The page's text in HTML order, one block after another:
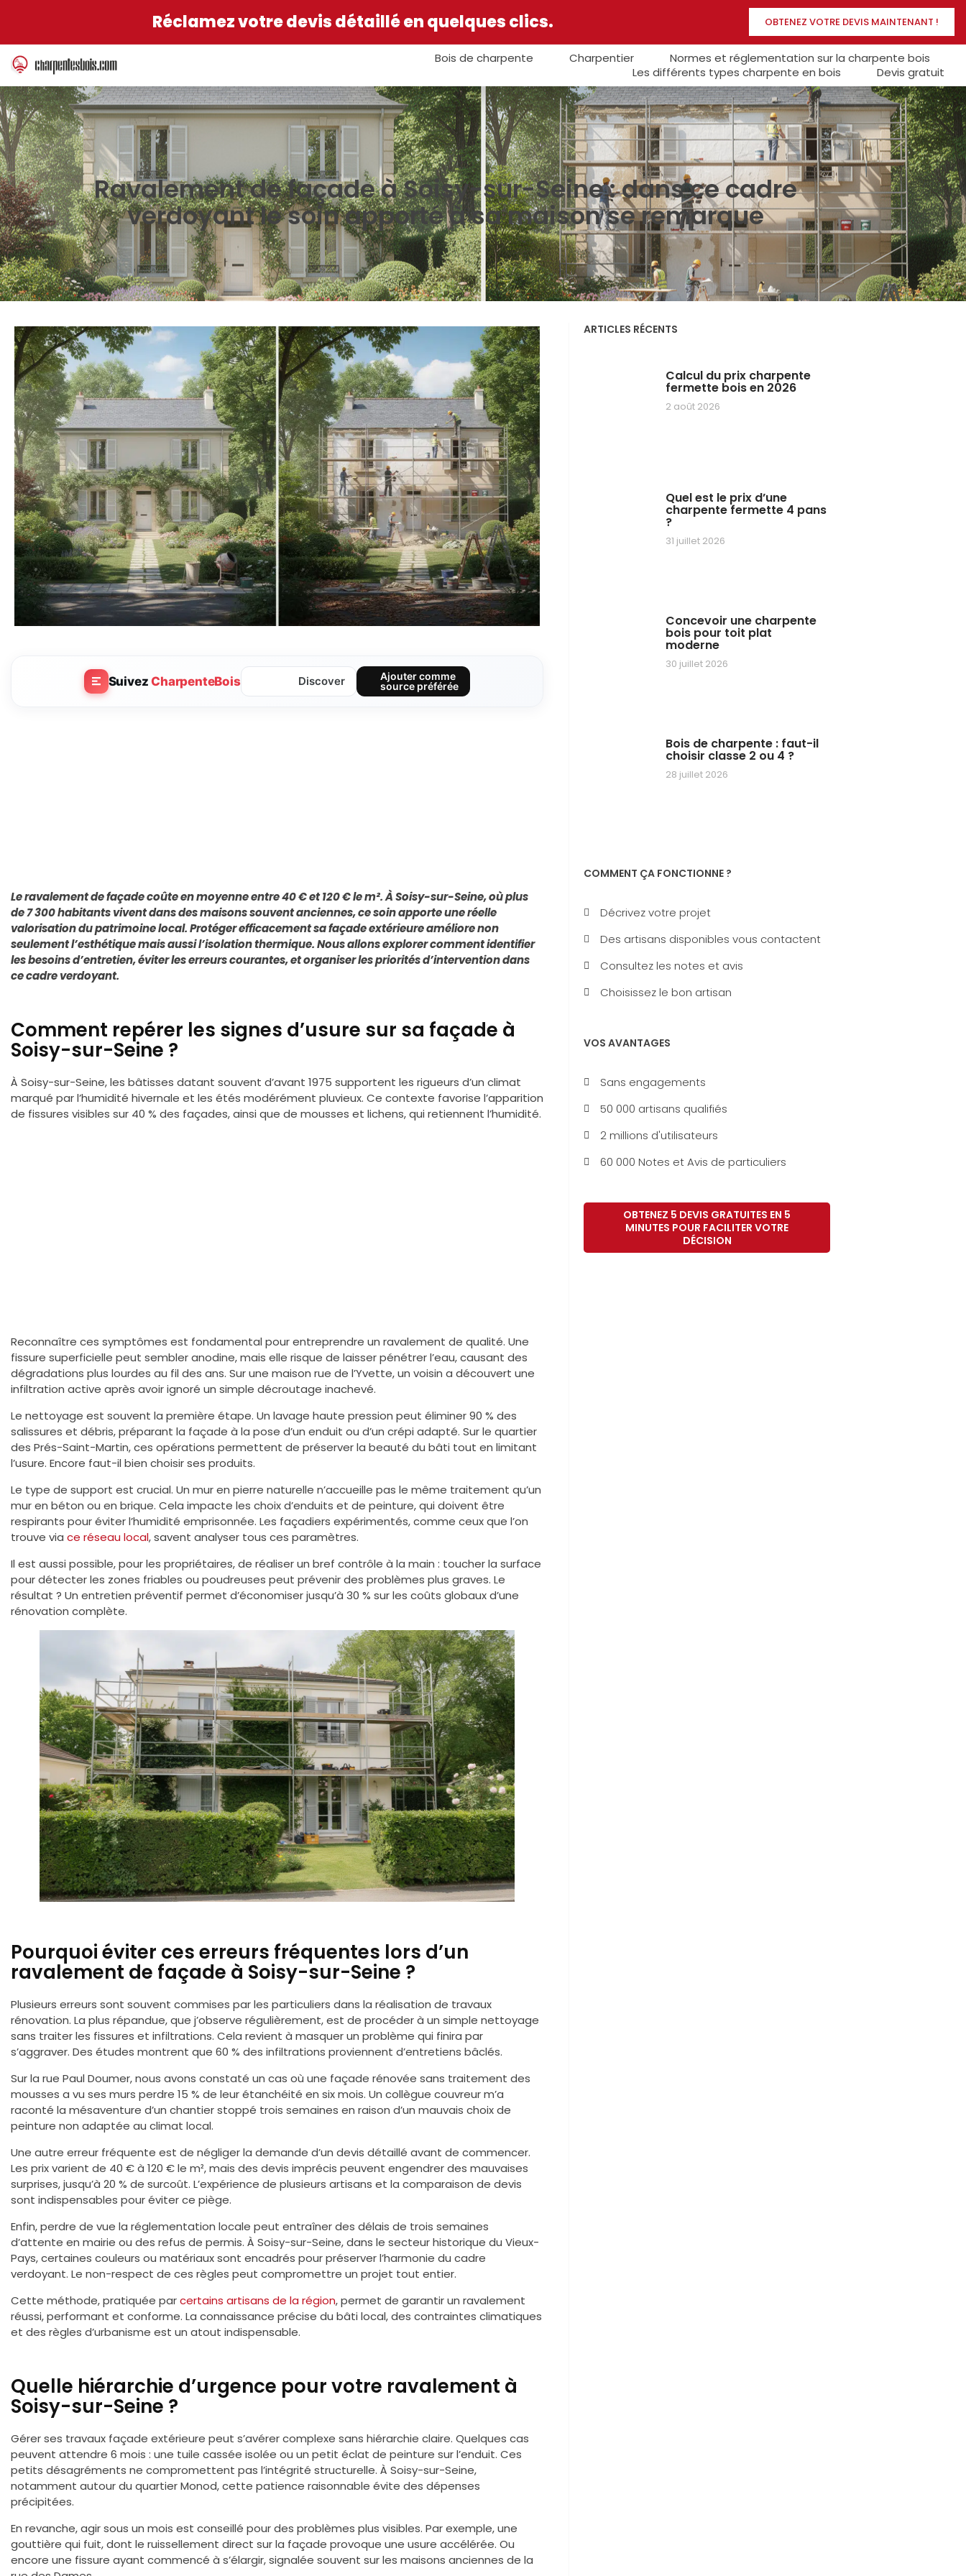
Réclamez votre devis détaillé en quelques clics. OBTENEZ VOTRE DEVIS MAINTENANT !
Bois de charpente Charpentier
Normes et réglementation sur la charpente bois
Les différents types charpente en bois
Devis gratuit
Ravalement de façade à Soisy-sur-Seine : dans ce cadre
verdoyant le soin apporté à sa maison se remarque
SuivezCharpenteBois Discover
Ajouter comme
source préférée
Le ravalement de façade coûte en moyenne entre 40 € et 120 € le m². À Soisy-sur-Seine, où plus
de 7 300 habitants vivent dans des maisons souvent anciennes, ce soin apporte une réelle
valorisation du patrimoine local. Protéger efficacement sa façade extérieure améliore non
seulement l’esthétique mais aussi l’isolation thermique. Nous allons explorer comment identifier
les besoins d’entretien, éviter les erreurs courantes, et organiser les priorités d’intervention dans
ce cadre verdoyant.
Comment repérer les signes d’usure sur sa façade à
Soisy-sur-Seine ?
À Soisy-sur-Seine, les bâtisses datant souvent d’avant 1975 supportent les rigueurs d’un climat
marqué par l’humidité hivernale et les étés modérément pluvieux. Ce contexte favorise l’apparition
de fissures visibles sur 40 % des façades, ainsi que de mousses et lichens, qui retiennent l’humidité.
Reconnaître ces symptômes est fondamental pour entreprendre un ravalement de qualité. Une
fissure superficielle peut sembler anodine, mais elle risque de laisser pénétrer l’eau, causant des
dégradations plus lourdes au fil des ans. Sur une maison rue de l’Yvette, un voisin a découvert une
infiltration active après avoir ignoré un simple décroutage inachevé.
Le nettoyage est souvent la première étape. Un lavage haute pression peut éliminer 90 % des
salissures et débris, préparant la façade à la pose d’un enduit ou d’un crépi adapté. Sur le quartier
des Prés-Saint-Martin, ces opérations permettent de préserver la beauté du bâti tout en limitant
l’usure. Encore faut-il bien choisir ses produits.
Le type de support est crucial. Un mur en pierre naturelle n’accueille pas le même traitement qu’un
mur en béton ou en brique. Cela impacte les choix d’enduits et de peinture, qui doivent être
respirants pour éviter l’humidité emprisonnée. Les façadiers expérimentés, comme ceux que l’on
trouve via ce réseau local, savent analyser tous ces paramètres.
Il est aussi possible, pour les propriétaires, de réaliser un bref contrôle à la main : toucher la surface
pour détecter les zones friables ou poudreuses peut prévenir des problèmes plus graves. Le
résultat ? Un entretien préventif permet d’économiser jusqu’à 30 % sur les coûts globaux d’une
rénovation complète.
Pourquoi éviter ces erreurs fréquentes lors d’un
ravalement de façade à Soisy-sur-Seine ?
Plusieurs erreurs sont souvent commises par les particuliers dans la réalisation de travaux
rénovation. La plus répandue, que j’observe régulièrement, est de procéder à un simple nettoyage
sans traiter les fissures et infiltrations. Cela revient à masquer un problème qui finira par
s’aggraver. Des études montrent que 60 % des infiltrations proviennent d’entretiens bâclés.
Sur la rue Paul Doumer, nous avons constaté un cas où une façade rénovée sans traitement des
mousses a vu ses murs perdre 15 % de leur étanchéité en six mois. Un collègue couvreur m’a
raconté la mésaventure d’un chantier stoppé trois semaines en raison d’un mauvais choix de
peinture non adaptée au climat local.
Une autre erreur fréquente est de négliger la demande d’un devis détaillé avant de commencer.
Les prix varient de 40 € à 120 € le m², mais des devis imprécis peuvent engendrer des mauvaises
surprises, jusqu’à 20 % de surcoût. L’expérience de plusieurs artisans et la comparaison de devis
sont indispensables pour éviter ce piège.
Enfin, perdre de vue la réglementation locale peut entraîner des délais de trois semaines
d’attente en mairie ou des refus de permis. À Soisy-sur-Seine, dans le secteur historique du Vieux-
Pays, certaines couleurs ou matériaux sont encadrés pour préserver l’harmonie du cadre
verdoyant. Le non-respect de ces règles peut compromettre un projet tout entier.
Cette méthode, pratiquée parcertains artisans de la région, permet de garantir un ravalement
réussi, performant et conforme. La connaissance précise du bâti local, des contraintes climatiques
et des règles d’urbanisme est un atout indispensable.
Quelle hiérarchie d’urgence pour votre ravalement à
Soisy-sur-Seine ?
Gérer ses travaux façade extérieure peut s’avérer complexe sans hiérarchie claire. Quelques cas
peuvent attendre 6 mois : une tuile cassée isolée ou un petit éclat de peinture sur l’enduit. Ces
petits désagréments ne compromettent pas l’intégrité structurelle. À Soisy-sur-Seine,
notamment autour du quartier Monod, cette patience raisonnable évite des dépenses
précipitées.
En revanche, agir sous un mois est conseillé pour des problèmes plus visibles. Par exemple, une
gouttière qui fuit, dont le ruissellement direct sur la façade provoque une usure accélérée. Ou
encore une fissure ayant commencé à s’élargir, signalée souvent sur les maisons anciennes de la
ARTICLES RÉCENTS
Calcul du prix charpente
fermette bois en 2026
2 août 2026
Quel est le prix d’une
charpente fermette 4 pans
?
31 juillet 2026
Concevoir une charpente
bois pour toit plat
moderne
30 juillet 2026
Bois de charpente : faut-il
choisir classe 2 ou 4 ?
28 juillet 2026
COMMENT ÇA FONCTIONNE ?
Décrivez votre projet
Des artisans disponibles vous contactent
Consultez les notes et avis
Choisissez le bon artisan
VOS AVANTAGES
Sans engagements
50 000 artisans qualifiés
2 millions d'utilisateurs
60 000 Notes et Avis de particuliers
OBTENEZ 5 DEVIS GRATUITES EN 5
MINUTES POUR FACILITER VOTRE
DÉCISION